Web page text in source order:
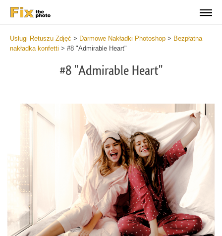
Usługi Retuszu Zdjęć > Darmowe Nakładki Photoshop > Bezpłatna
nakładka konfetti > #8 "Admirable Heart"
#8 "Admirable Heart"